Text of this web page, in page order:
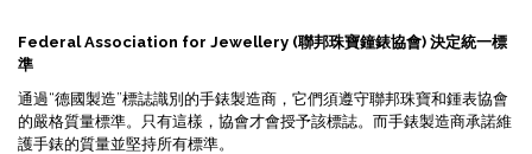
Federal Association for Jewellery (聯邦珠寶鐘錶協會) 決定統一標
準
通過“德國製造”標誌識別的手錶製造商，它們須遵守聯邦珠寶和鍾表協會
的嚴格質量標準。只有這樣，協會才會授予該標誌。而手錶製造商承諾維
護手錶的質量並堅持所有標準。